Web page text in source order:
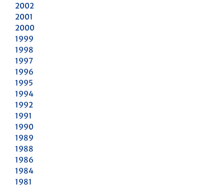
2002
2001
2000
1999
1998
1997
1996
1995
1994
1992
1991
1990
1989
1988
1986
1984
1981